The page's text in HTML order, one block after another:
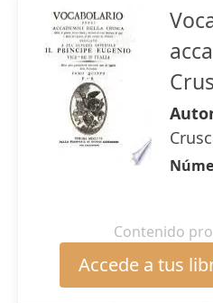
Contenido
Accede a tus